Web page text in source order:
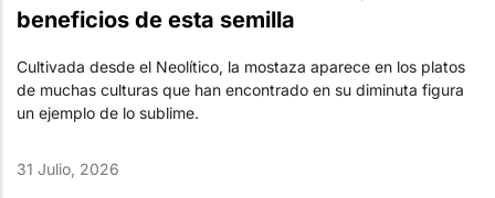
beneficios de esta semilla
Cultivada desde el Neolítico, la mostaza aparece en los platos
de muchas culturas que han encontrado en su diminuta figura
un ejemplo de lo sublime.
31 Julio, 2026